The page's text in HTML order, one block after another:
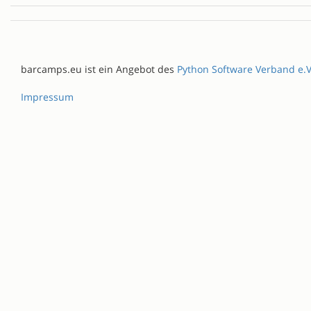
barcamps.eu ist ein Angebot des Python Software Verband
Impressum